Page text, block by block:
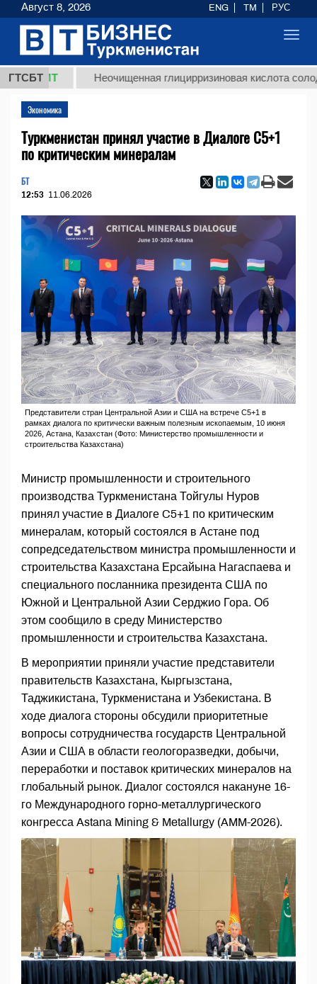
ГТСБТ
ТМТ Неочищенная глицирризиновая кислота
Экономика
Туркменистан принял участие в Диалоге C5+1
по критическим минералам
БТ
12:53 11.06.2026
Представители стран Центральной Азии и США на встрече C5+1 в
рамках диалога по критически важным полезным ископаемым, 10 июня
2026, Астана, Казахстан (Фото: Министерство промышленности и
строительства Казахстана)
Министр промышленности и строительного
производства Туркменистана Тойгулы Нуров
принял участие в Диалоге C5+1 по критическим
минералам, который состоялся в Астане под
сопредседательством министра промышленности и
строительства Казахстана Ерсайына Нагаспаева и
специального посланника президента США по
Южной и Центральной Азии Серджио Гора. Об
этом сообщило в среду Министерство
промышленности и строительства Казахстана.
В мероприятии приняли участие представители
правительств Казахстана, Кыргызстана,
Таджикистана, Туркменистана и Узбекистана. В
ходе диалога стороны обсудили приоритетные
вопросы сотрудничества государств Центральной
Азии и США в области геологоразведки, добычи,
переработки и поставок критических минералов на
глобальный рынок. Диалог состоялся накануне 16-
го Международного горно-металлургического
конгресса Astana Mining & Metallurgy (AMM-2026).
Август 8, 2026 ENG TM РУС